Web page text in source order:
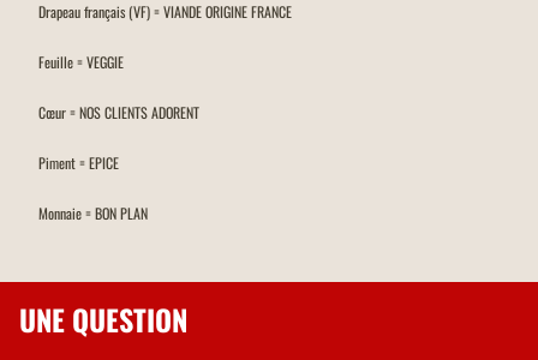
Drapeau français (VF) = VIANDE ORIGINE FRANCE
Feuille = VEGGIE
Cœur = NOS CLIENTS ADORENT
Piment = EPICE
Monnaie = BON PLAN
UNE QUESTION